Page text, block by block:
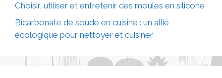
Choisir, utiliser et entretenir des moules en silicone
Bicarbonate de soude en cuisine : un allié
écologique pour nettoyer et cuisiner